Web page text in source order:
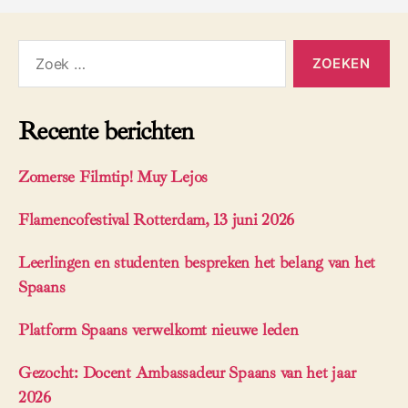
naar:
Recente berichten
Zomerse Filmtip! Muy Lejos
Flamencofestival Rotterdam, 13 juni 2026
Leerlingen en studenten bespreken het belang van het
Spaans
Platform Spaans verwelkomt nieuwe leden
Gezocht: Docent Ambassadeur Spaans van het jaar
2026